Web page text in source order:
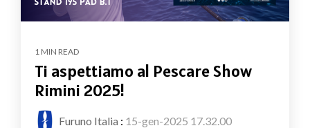
1 MIN READ
Ti aspettiamo al Pescare Show
Rimini 2025!
Furuno Italia : 15-gen-2025 17.32.00